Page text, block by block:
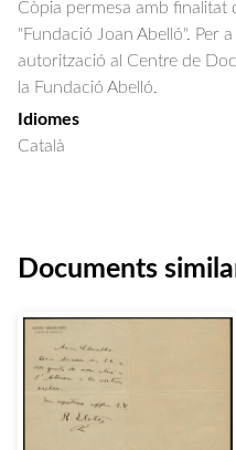
Còpia permesa amb
"Fundació Joan Abelló". Per
autorització al Centre de
la Fundació Abelló.
Idiomes
Català
Documents